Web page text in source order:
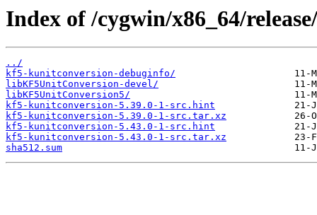
Index of /cygwin/x86_64/
../
kf5-kunitconversion-debuginfo/
libKF5UnitConversion-devel/
libKF5UnitConversion5/
kf5-kunitconversion-5.39.0-1-src.hint
kf5-kunitconversion-5.39.0-1-src.tar.xz
kf5-kunitconversion-5.43.0-1-src.hint
kf5-kunitconversion-5.43.0-1-src.tar.xz
sha512.sum